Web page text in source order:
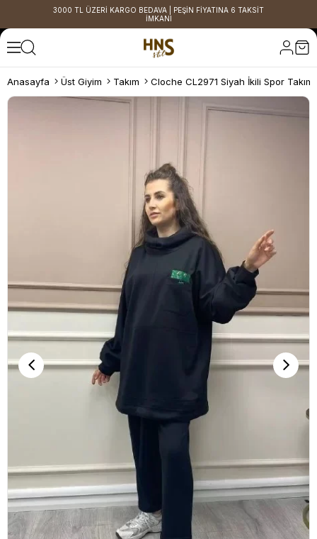
3000 TL ÜZERİ KARGO BEDAVA | PEŞİN FİYATINA 6 TAKSİT
İMKANI
Anasayfa Üst Giyim Takım Cloche CL2971 Siyah İkili Spor Takım